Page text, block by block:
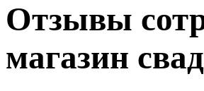
Отзывы
магазин